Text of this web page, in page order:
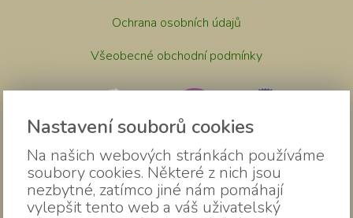
Ochrana osobních údajů
Všeobecné obchodní podmínky
Nastavení souborů cookies
Na našich webových stránkách používáme
soubory cookies. Některé z nich jsou
nezbytné, zatímco jiné nám pomáhají
vylepšit tento web a váš uživatelský